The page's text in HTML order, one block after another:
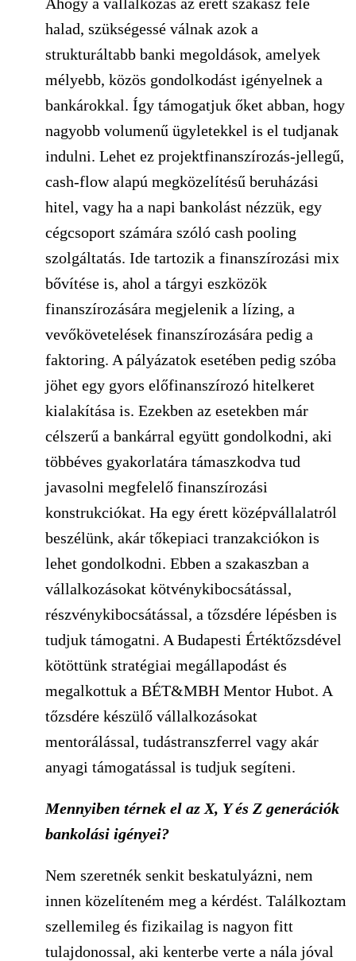
halad, szükségessé válnak azok a
strukturáltabb banki megoldások, amelyek
mélyebb, közös gondolkodást igényelnek a
bankárokkal. Így támogatjuk őket abban, hogy
nagyobb volumenű ügyletekkel is el tudjanak
indulni. Lehet ez projektfinanszírozás-jellegű,
cash-flow alapú megközelítésű beruházási
hitel, vagy ha a napi bankolást nézzük, egy
cégcsoport számára szóló cash pooling
szolgáltatás. Ide tartozik a finanszírozási mix
bővítése is, ahol a tárgyi eszközök
finanszírozására megjelenik a lízing, a
vevőkövetelések finanszírozására pedig a
faktoring. A pályázatok esetében pedig szóba
jöhet egy gyors előfinanszírozó hitelkeret
kialakítása is. Ezekben az esetekben már
célszerű a bankárral együtt gondolkodni, aki
többéves gyakorlatára támaszkodva tud
javasolni megfelelő finanszírozási
konstrukciókat. Ha egy érett középvállalatról
beszélünk, akár tőkepiaci tranzakciókon is
lehet gondolkodni. Ebben a szakaszban a
vállalkozásokat kötvénykibocsátással,
részvénykibocsátással, a tőzsdére lépésben is
tudjuk támogatni. A Budapesti Értéktőzsdével
kötöttünk stratégiai megállapodást és
megalkottuk a BÉT&MBH Mentor Hubot. A
tőzsdére készülő vállalkozásokat
mentorálással, tudástranszferrel vagy akár
anyagi támogatással is tudjuk segíteni.
Mennyiben térnek el az X, Y és Z generációk
bankolási igényei?
Nem szeretnék senkit beskatulyázni, nem
innen közelíteném meg a kérdést. Találkoztam
szellemileg és fizikailag is nagyon fitt
tulajdonossal, aki kenterbe verte a nála jóval